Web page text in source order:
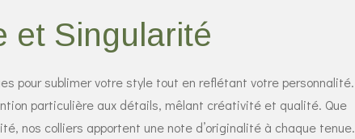
et Singularité
pour sublimer votre style tout en reflétant votre personnalité.
particulière aux détails, mêlant créativité et qualité. Que
nos colliers apportent une note d’originalité à chaque tenue.